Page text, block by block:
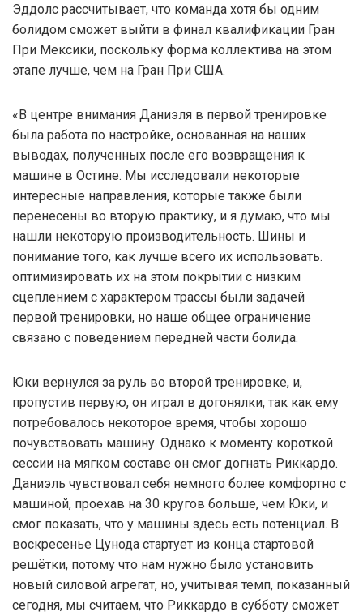
Эддолс рассчитывает, что команда хотя бы одним
болидом сможет выйти в финал квалификации Гран
При Мексики, поскольку форма коллектива на этом
этапе лучше, чем на Гран При США.
«В центре внимания Даниэля в первой тренировке
была работа по настройке, основанная на наших
выводах, полученных после его возвращения к
машине в Остине. Мы исследовали некоторые
интересные направления, которые также были
перенесены во вторую практику, и я думаю, что мы
нашли некоторую производительность. Шины и
понимание того, как лучше всего их использовать.
оптимизировать их на этом покрытии с низким
сцеплением с характером трассы были задачей
первой тренировки, но наше общее ограничение
связано с поведением передней части болида.
Юки вернулся за руль во второй тренировке, и,
пропустив первую, он играл в догонялки, так как ему
потребовалось некоторое время, чтобы хорошо
почувствовать машину. Однако к моменту короткой
сессии на мягком составе он смог догнать Риккардо.
Даниэль чувствовал себя немного более комфортно с
машиной, проехав на 30 кругов больше, чем Юки, и
смог показать, что у машины здесь есть потенциал. В
воскресенье Цунода стартует из конца стартовой
решётки, потому что нам нужно было установить
новый силовой агрегат, но, учитывая темп, показанный
сегодня, мы считаем, что Риккардо в субботу сможет